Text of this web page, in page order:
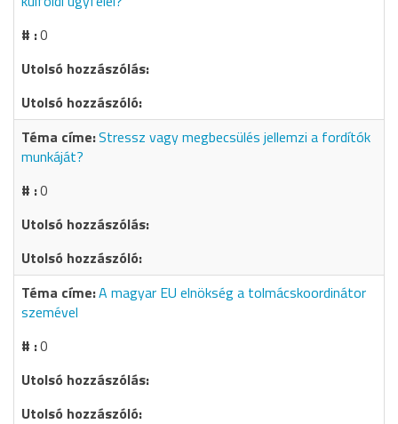
0
Stressz vagy megbecsülés jellemzi a fordítók
munkáját?
0
A magyar EU elnökség a tolmácskoordinátor
szemével
0